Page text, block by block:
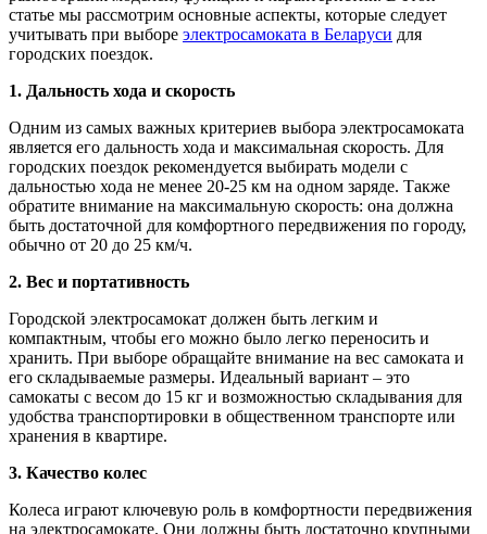
статье мы рассмотрим основные аспекты, которые следует
учитывать при выборе электросамоката в Беларуси для
городских поездок.
1. Дальность хода и скорость
Одним из самых важных критериев выбора электросамоката
является его дальность хода и максимальная скорость. Для
городских поездок рекомендуется выбирать модели с
дальностью хода не менее 20-25 км на одном заряде. Также
обратите внимание на максимальную скорость: она должна
быть достаточной для комфортного передвижения по городу,
обычно от 20 до 25 км/ч.
2. Вес и портативность
Городской электросамокат должен быть легким и
компактным, чтобы его можно было легко переносить и
хранить. При выборе обращайте внимание на вес самоката и
его складываемые размеры. Идеальный вариант – это
самокаты с весом до 15 кг и возможностью складывания для
удобства транспортировки в общественном транспорте или
хранения в квартире.
3. Качество колес
Колеса играют ключевую роль в комфортности передвижения
на электросамокате. Они должны быть достаточно крупными